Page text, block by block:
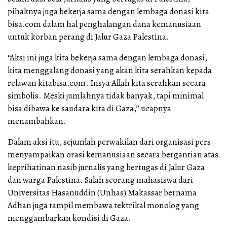
pihaknya juga bekerja sama dengan lembaga donasi kita
bisa.com dalam hal penghalangan dana kemanusiaan
untuk korban perang di Jalur Gaza Palestina.
“Aksi ini juga kita bekerja sama dengan lembaga donasi,
kita menggalang donasi yang akan kita serahkan kepada
relawan kitabisa.com. Insya Allah kita serahkan secara
simbolis. Meski jumlahnya tidak banyak, tapi minimal
bisa dibawa ke saudara kita di Gaza,” ucapnya
menambahkan.
Dalam aksi itu, sejumlah perwakilan dari organisasi pers
menyampaikan orasi kemanusiaan secara bergantian atas
keprihatinan nasib jurnalis yang bertugas di Jalur Gaza
dan warga Palestina. Salah seorang mahasiswa dari
Universitas Hasanuddin (Unhas) Makassar bernama
Adhan juga tampil membawa tektrikal monolog yang
menggambarkan kondisi di Gaza.